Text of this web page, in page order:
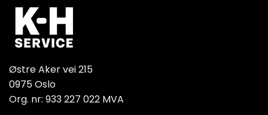
Østre Aker vei 215
0975 Oslo
Org. nr: 933 227 022 MVA